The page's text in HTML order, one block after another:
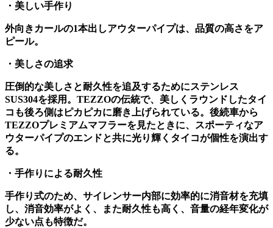
・美しい手作り
外向きカールの1本出しアウターパイプは、品質の高さをア
ピール。
・美しさの追求
圧倒的な美しさと耐久性を追及するためにステンレス
SUS304を採用。 TEZZOの伝統で、美しくラウンドしたタイ
コも後ろ側はピカピカに磨き上げられている。後続車から
TEZZOプレミアムマフラーを見たときに、スポーティなア
ウターパイプのエンドと共に光り輝くタイコが個性を演出す
る。
・手作りによる耐久性
手作り式のため、サイレンサー内部に効率的に消音材を充填
し、消音効率がよく、また耐久性も高く、音量の経年変化が
少ない点も特徴だ。